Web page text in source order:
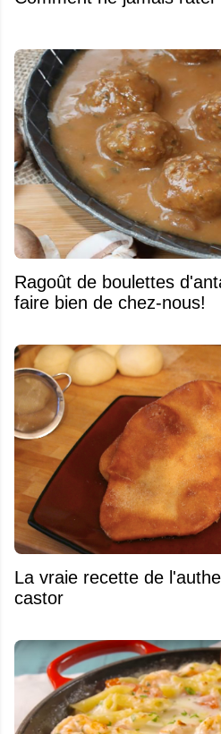
Ragoût de boulettes
faire bien de chez-nous!
La vraie recette de
castor